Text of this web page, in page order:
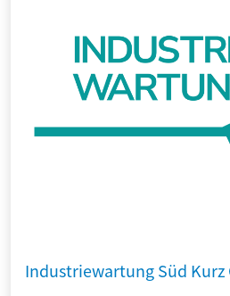
Industriewartung Süd Kurz